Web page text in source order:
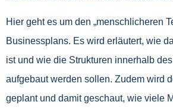
Hier geht es um den „menschlicheren
Businessplans. Es wird erläutert, wie
ist und wie die Strukturen innerhalb
aufgebaut werden sollen. Zudem wird
geplant und damit geschaut, wie viele